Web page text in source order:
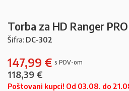
Torba za HD Ranger
Šifra: DC-302
147,99 €
118,39 €
Poštovani kupci! Od 03.08. do